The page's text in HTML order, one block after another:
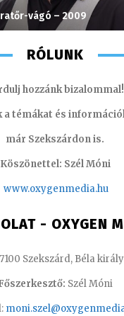
vágó – 2009
RÓLUNK
hozzánk bizalommal!
a témákat és
már Szekszárdon is.
Köszönettel: Szél Móni
www.oxygenmedia.hu
- OXYGEN
7100 Szekszárd, Béla
Szél Móni